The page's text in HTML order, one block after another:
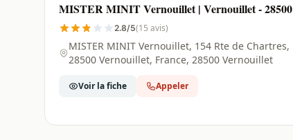
MISTER MINIT Vernouillet | Vernouillet - 28500
2.8/5(15 avis)
MISTER MINIT Vernouillet, 154 Rte de Chartres,
28500 Vernouillet, France, 28500 Vernouillet
Voir la fiche Appeler